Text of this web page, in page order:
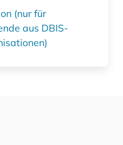
(nur für
aus DBIS-